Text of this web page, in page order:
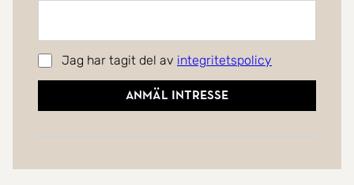
Jag har tagit del av integritetspolicy
Anmäl intresse